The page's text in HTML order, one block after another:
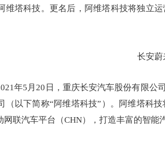
维塔科技。更名后，阿维塔科技将独立
年5月20日，重庆长安汽车股份有限
（以下简称“阿维塔科技”）。阿维塔科
联汽车平台（CHN），打造丰富的智能